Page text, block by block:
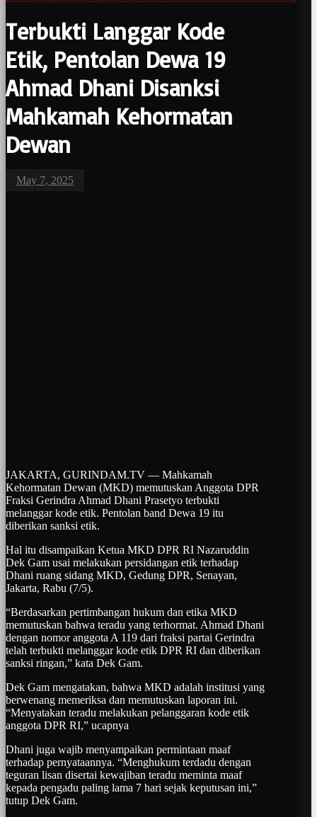
Terbukti Langgar Kode
Etik, Pentolan Dewa 19
Ahmad Dhani Disanksi
Mahkamah Kehormatan
Dewan
May 7, 2025
JAKARTA, GURINDAM.TV — Mahkamah
Kehormatan Dewan (MKD) memutuskan Anggota DPR
Fraksi Gerindra Ahmad Dhani Prasetyo terbukti
melanggar kode etik. Pentolan band Dewa 19 itu
diberikan sanksi etik.
Hal itu disampaikan Ketua MKD DPR RI Nazaruddin
Dek Gam usai melakukan persidangan etik terhadap
Dhani ruang sidang MKD, Gedung DPR, Senayan,
Jakarta, Rabu (7/5).
“Berdasarkan pertimbangan hukum dan etika MKD
memutuskan bahwa teradu yang terhormat. Ahmad Dhani
dengan nomor anggota A 119 dari fraksi partai Gerindra
telah terbukti melanggar kode etik DPR RI dan diberikan
sanksi ringan,” kata Dek Gam.
Dek Gam mengatakan, bahwa MKD adalah institusi yang
berwenang memeriksa dan memutuskan laporan ini.
“Menyatakan teradu melakukan pelanggaran kode etik
anggota DPR RI,” ucapnya
Dhani juga wajib menyampaikan permintaan maaf
terhadap pernyataannya. “Menghukum terdadu dengan
teguran lisan disertai kewajiban teradu meminta maaf
kepada pengadu paling lama 7 hari sejak keputusan ini,”
tutup Dek Gam.